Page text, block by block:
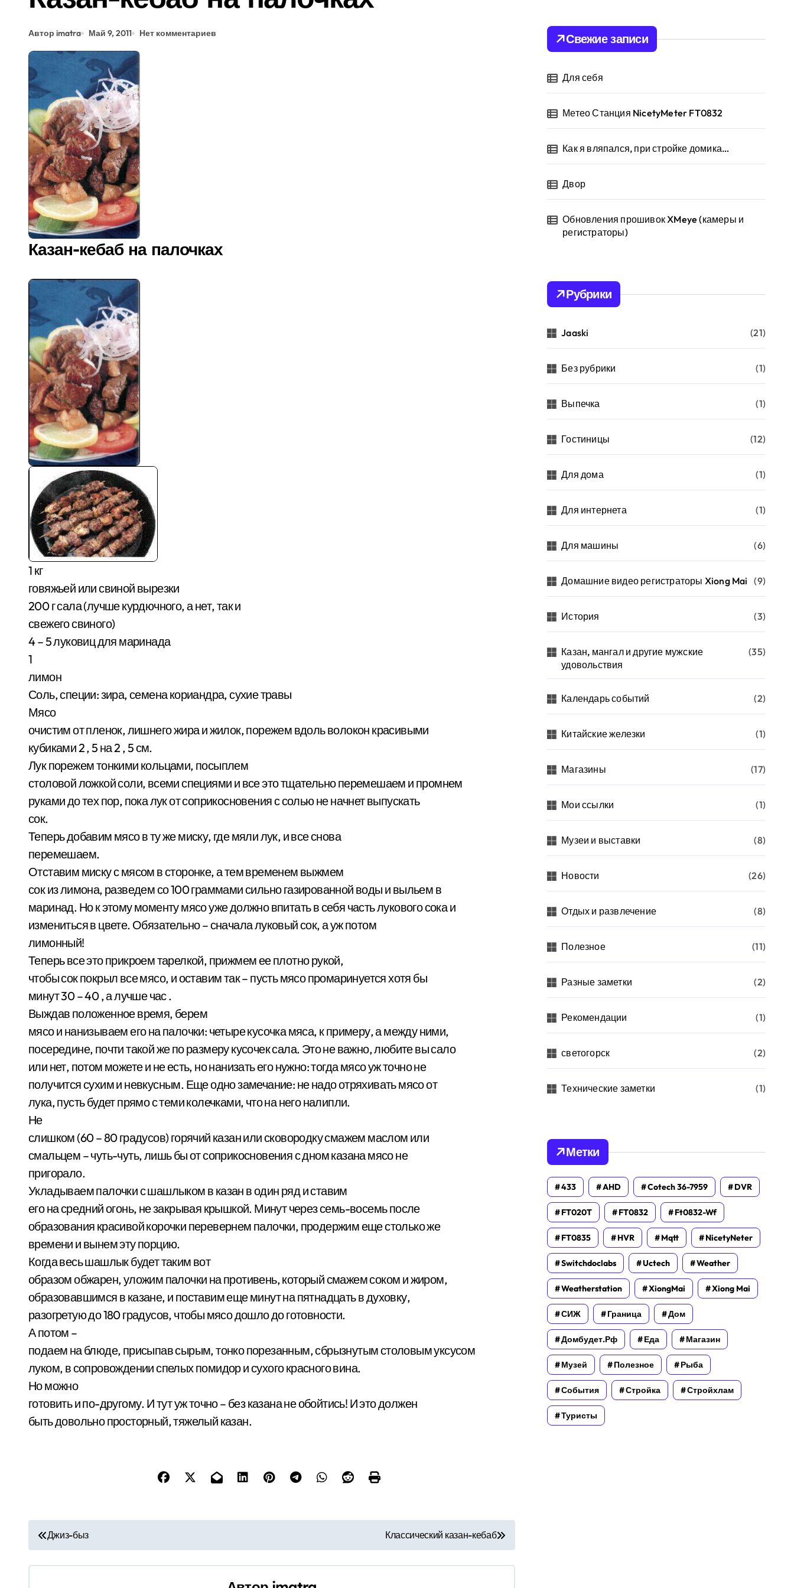
Автор imatra Май 9, 2011 Нет комментариев
Казан-кебаб на палочках
1 кг
говяжьей или свиной вырезки
200 г сала (лучше курдючного, а нет, так и
свежего свиного)
4 – 5 луковиц для маринада
1
лимон
Соль, специи: зира, семена кориандра, сухие травы
Мясо
очистим от пленок, лишнего жира и жилок, порежем вдоль волокон красивыми
кубиками 2 , 5 на 2 , 5 см.
Лук порежем тонкими кольцами, посыплем
столовой ложкой соли, всеми специями и все это тщательно перемешаем и промнем
руками до тех пор, пока лук от соприкосновения с солью не начнет выпускать
сок.
Теперь добавим мясо в ту же миску, где мяли лук, и все снова
перемешаем.
Отставим миску с мясом в сторонке, а тем временем выжмем
сок из лимона, разведем со 100 граммами сильно газированной воды и выльем в
маринад. Но к этому моменту мясо уже должно впитать в себя часть лукового сока и
измениться в цвете. Обязательно – сначала луковый сок, а уж потом
лимонный!
Теперь все это прикроем тарелкой, прижмем ее плотно рукой,
чтобы сок покрыл все мясо, и оставим так – пусть мясо промаринуется хотя бы
минут 30 – 40 , а лучше час .
Выждав положенное время, берем
мясо и нанизываем его на палочки: четыре кусочка мяса, к примеру, а между ними,
посередине, почти такой же по размеру кусочек сала. Это не важно, любите вы сало
или нет, потом можете и не есть, но нанизать его нужно: тогда мясо уж точно не
получится сухим и невкусным. Еще одно замечание: не надо отряхивать мясо от
лука, пусть будет прямо с теми колечками, что на него налипли.
Не
слишком (60 – 80 градусов) горячий казан или сковородку смажем маслом или
смальцем – чуть-чуть, лишь бы от соприкосновения с дном казана мясо не
пригорало.
Укладываем палочки с шашлыком в казан в один ряд и ставим
его на средний огонь, не закрывая крышкой. Минут через семь-восемь после
образования красивой корочки перевернем палочки, продержим еще столько же
времени и вынем эту порцию.
Когда весь шашлык будет таким вот
образом обжарен, уложим палочки на противень, который смажем соком и жиром,
образовавшимся в казане, и поставим еще минут на пятнадцать в духовку,
разогретую до 180 градусов, чтобы мясо дошло до готовности.
А потом –
подаем на блюде, присыпав сырым, тонко порезанным, сбрызнутым столовым уксусом
луком, в сопровождении спелых помидор и сухого красного вина.
Но можно
готовить и по-другому. И тут уж точно – без казана не обойтись! И это должен
быть довольно просторный, тяжелый казан.
Н
а
Джиз-быз Классический казан-кебаб
:
Свежие записи
Для себя
Метео Станция NicetyMeter FT0832
Как я вляпался, при стройке домика…
Двор
Обновления прошивок XMeye (камеры и
регистраторы)
Рубрики
Jaaski (21)
Без рубрики (1)
Выпечка (1)
Гостиницы (12)
Для дома (1)
Для интернета (1)
Для машины (6)
Домашние видео регистраторы Xiong Mai (9)
История (3)
Казан, мангал и другие мужские
удовольствия
(35)
Календарь событий (2)
Китайские железки (1)
Магазины (17)
Мои ссылки (1)
Музеи и выставки (8)
Новости (26)
Отдых и развлечение (8)
Полезное (11)
Разные заметки (2)
Рекомендации (1)
светогорск (2)
Технические заметки (1)
Метки
433 AHD Cotech 36-7959 DVR
FT020T FT0832 Ft0832-Wf
FT0835 HVR Mqtt NicetyNeter
Switchdoclabs Uctech Weather
Weatherstation XiongMai Xiong Mai
СИЖ Граница Дом
Домбудет.рф Еда Магазин
Музей Полезное Рыба
События Стройка Стройхлам
Туристы